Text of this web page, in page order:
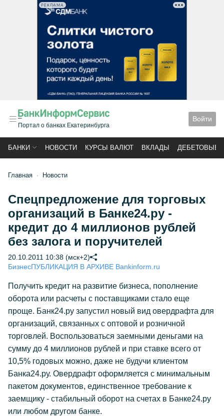
РЕКЛАМА
Портал о банках Екатеринбурга
Войти
БАНКИ НОВОСТИ КУРСЫ ВАЛЮТ ВКЛАДЫ ДЕБЕТОВЫЕ
Главная Новости
Спецпредложение для торговых
организаций в Банке24.ру -
кредит до 4 миллионов рублей
без залога и поручителей
20.10.2011 10:38 (мск+2)
БизнесПУБЛИКАЦИЯ В АРХИВЕ Bankinform.ru
Получить кредит на развитие бизнеса, пополнение
оборота или расчеты с поставщиками стало еще
проще. Банк24.ру запустил новый вид овердрафта для
организаций, связанных с оптовой и розничной
торговлей. Воспользоваться заемными деньгами на
сумму до 4 миллионов рублей и при ставке всего от
10,5% годовых можно, даже не будучи клиентом
Банка24.ру. Овердрафт оформляется с минимальным
пакетом документов, единственное требование к
заемщику - стабильный оборот на счетах в Банке24.ру
или любом другом банке.